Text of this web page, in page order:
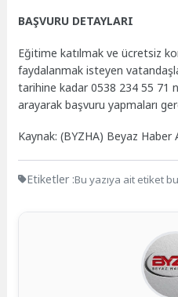
BAŞVURU DETAYLARI
Eğitime katılmak ve ücretsiz
faydalanmak isteyen
tarihine kadar 0538 234 55 71
arayarak başvuru yapmaları
Kaynak: (BYZHA) Beyaz Haber
Etiketler :Bu yazıya ait etiket